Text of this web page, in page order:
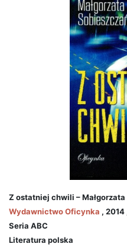
Z ostatniej chwili –
Wydawnictwo Oficynka ,
Seria ABC
Literatura polska